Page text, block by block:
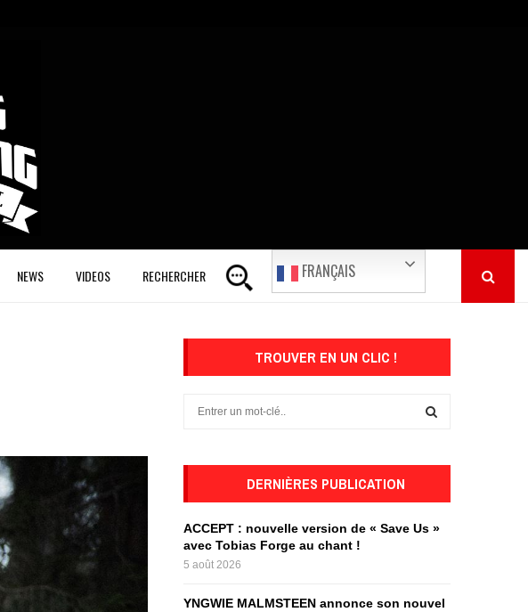
NEWS VIDEOS RECHERCHER FRANÇAIS
TROUVER EN UN CLIC !
o
r
:
DERNIÈRES PUBLICATION
ACCEPT : nouvelle version de « Save Us »
avec Tobias Forge au chant !
5 août 2026
YNGWIE MALMSTEEN annonce son nouvel